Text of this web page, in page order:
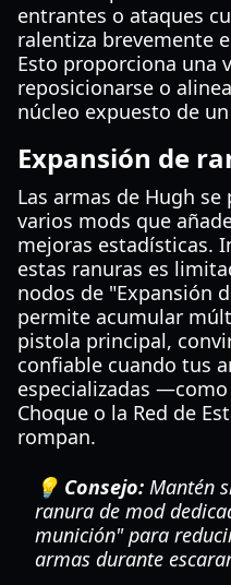
entrantes o ataques
ralentiza brevemente
Esto proporciona una
reposicionarse o
núcleo expuesto de
Expansión de
Las armas de Hugh
varios mods que
mejoras estadísticas.
estas ranuras es
nodos de "Expansión
permite acumular
pistola principal,
confiable cuando tus
especializadas
Choque o la Red de
rompan.
💡 Consejo: Mantén
ranura de mod
munición" para
armas durante